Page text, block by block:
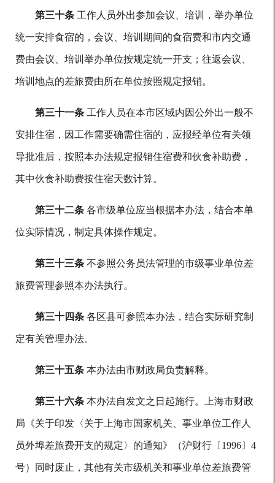
第三十条 工作人员外出参加会议、培训，举办单位
统一安排食宿的，会议、培训期间的食宿费和市内交通
费由会议、培训举办单位按规定统一开支；往返会议、
培训地点的差旅费由所在单位按照规定报销。
第三十一条 工作人员在本市区域内因公外出一般不
安排住宿，因工作需要确需住宿的，应报经单位有关领
导批准后，按照本办法规定报销住宿费和伙食补助费，
其中伙食补助费按住宿天数计算。
第三十二条 各市级单位应当根据本办法，结合本单
位实际情况，制定具体操作规定。
第三十三条 不参照公务员法管理的市级事业单位差
旅费管理参照本办法执行。
第三十四条 各区县可参照本办法，结合实际研究制
定有关管理办法。
第三十五条 本办法由市财政局负责解释。
第三十六条 本办法自发文之日起施行。上海市财政
局《关于印发〈关于上海市国家机关、事业单位工作人
员外埠差旅费开支的规定〉的通知》（沪财行〔1996〕4
号）同时废止，其他有关市级机关和事业单位差旅费管